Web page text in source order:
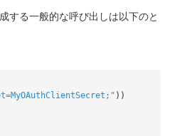
する一般的な呼び出しは以下のと
))